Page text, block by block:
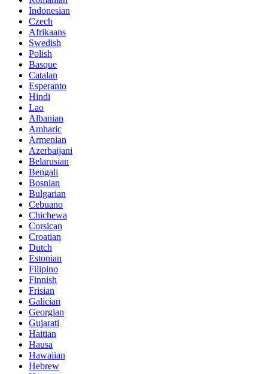
Indonesian
Czech
Afrikaans
Swedish
Polish
Basque
Catalan
Esperanto
Hindi
Lao
Albanian
Amharic
Armenian
Azerbaijani
Belarusian
Bengali
Bosnian
Bulgarian
Cebuano
Chichewa
Corsican
Croatian
Dutch
Estonian
Filipino
Finnish
Frisian
Galician
Georgian
Gujarati
Haitian
Hausa
Hawaiian
Hebrew